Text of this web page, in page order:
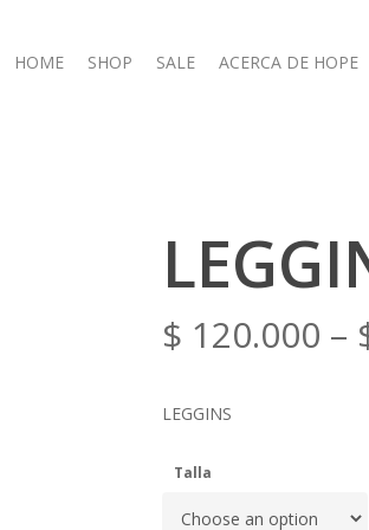
HOME SHOP SALE ACERCA DE HOPE
$ 120.000 –
LEGGINS
Talla